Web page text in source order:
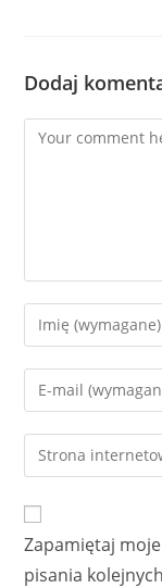
Dodaj
Comment
Enter
your
name
comment
Enter
your
email
address
Enter
your
URL
(optional)
Zapamiętaj
pisania